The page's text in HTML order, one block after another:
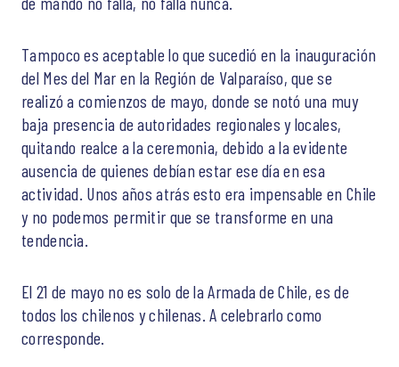
Tampoco es aceptable lo que sucedió en la inauguración
del Mes del Mar en la Región de Valparaíso, que se
realizó a comienzos de mayo, donde se notó una muy
baja presencia de autoridades regionales y locales,
quitando realce a la ceremonia, debido a la evidente
ausencia de quienes debían estar ese día en esa
actividad. Unos años atrás esto era impensable en Chile
y no podemos permitir que se transforme en una
tendencia.
El 21 de mayo no es solo de la Armada de Chile, es de
todos los chilenos y chilenas. A celebrarlo como
corresponde.